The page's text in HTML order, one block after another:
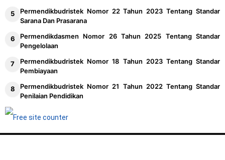
Permendikbudristek Nomor 22 Tahun 2023 Tentang Standar
Sarana Dan Prasarana
Permendikdasmen Nomor 26 Tahun 2025 Tentang Standar
Pengelolaan
Permendikbudristek Nomor 18 Tahun 2023 Tentang Standar
Pembiayaan
Permendikbudristek Nomor 21 Tahun 2022 Tentang Standar
Penilaian Pendidikan